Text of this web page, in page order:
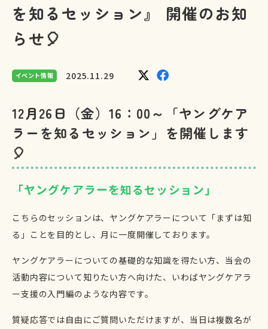
を知るセッション』 開催のお知
らせ🎈
イベント情報 2025.11.29
12月26日（金）16：00～「ヤングケア
ラーを知るセッション」を開催します
🎈
「ヤングケアラーを知るセッション」
こちらのセッションは、ヤングケアラーについて「まずは知
る」ことを目的とし、月に一度開催しております。
ヤングケアラーについての基礎的な知識を得たい方、当会の
活動内容について知りたい方へ向けた、いわばヤングケアラ
ー支援の入門編のような内容です。
質疑応答では自由にご質問いただけますが、当日は複数名が